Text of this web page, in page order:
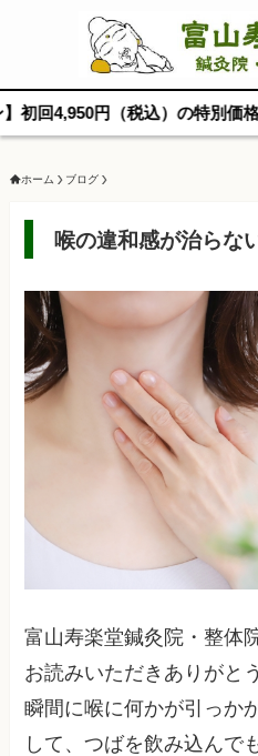
税込）の特別価格でご案内
ホーム ブログ
喉の違和感が治らな
富山寿楽堂鍼灸院・整体
お読みいただきありがと
瞬間に喉に何かが引っか
して、つばを飲み込んで